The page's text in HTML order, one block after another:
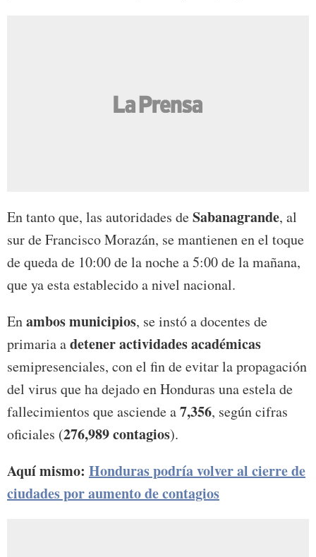
En tanto que, las autoridades deSabanagrande, al
sur de Francisco Morazán, se mantienen en el toque
de queda de 10:00 de la noche a 5:00 de la mañana,
que ya esta establecido a nivel nacional.
Enambos municipios, se instó a docentes de
primaria adetener actividades académicas
semipresenciales, con el fin de evitar la propagación
del virus que ha dejado en Honduras una estela de
fallecimientos que asciende a7,356, según cifras
oficiales (276,989 contagios).
Aquí mismo: Honduras podría volver al cierre de
ciudades por aumento de contagios